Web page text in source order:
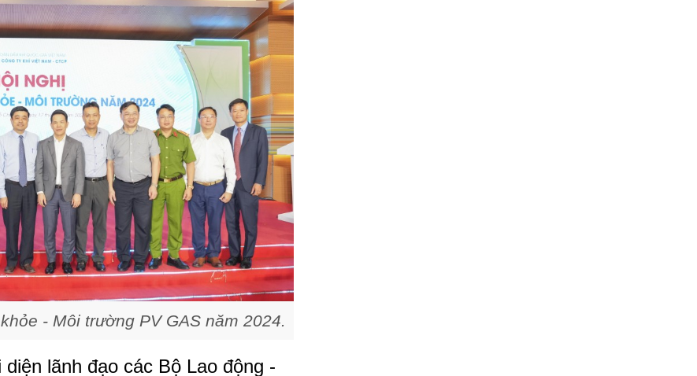
- Môi trường PV GAS năm 2024.
lãnh đạo các Bộ Lao động -